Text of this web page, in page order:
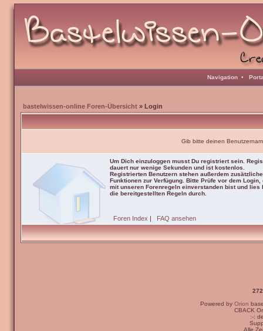
Navigation •
bastelwissen-online Foren-Übersicht » Login
Gib bitte deinen
Um Dich einzuloggen musst Du registriert sein.
dauert nur wenige Sekunden und ist kostenlos.
Registrierten Benutzern stehen außerdem zusätzliche
Funktionen zur Verfügung. Bitte Prüfe vor dem Login,
mit unseren Forenregeln einverstanden bist und lies
die bereitgestellten Regeln durch.
Foren Index | FAQ ansehen
Powered by Orion
CBACK
:-:
Alle